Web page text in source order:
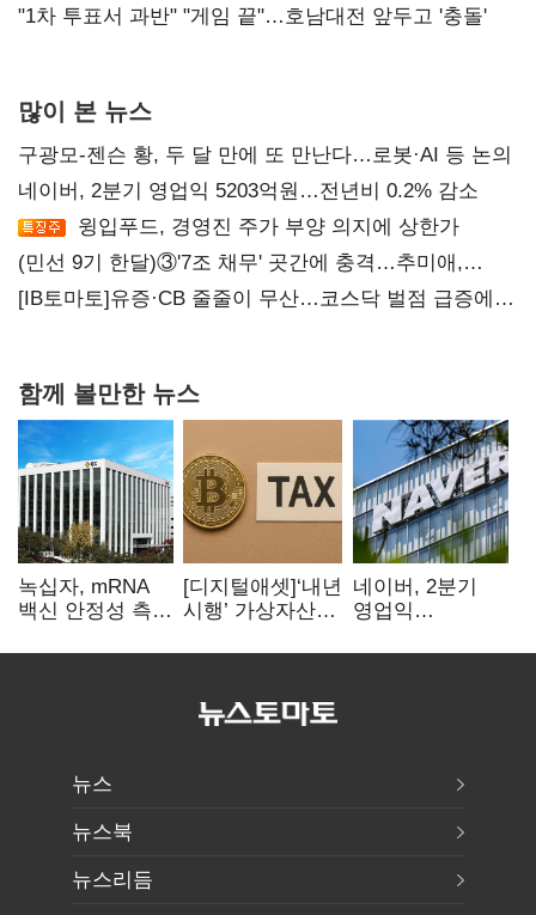
불복'
"1차 투표서 과반" "게임 끝"…호남대전 앞두고 '충돌'
많이 본 뉴스
구광모-젠슨 황, 두 달 만에 또 만난다…로봇·AI 등 논의
네이버, 2분기 영업익 5203억원…전년비 0.2% 감소
윙입푸드, 경영진 주가 부양 의지에 상한가
(민선 9기 한달)③'7조 채무' 곳간에 충격…추미애,
20년만에 '비상재정' 선언 승부수
[IB토마토]유증·CB 줄줄이 무산…코스닥 벌점 급증에
함께 볼만한 뉴스
녹십자, mRNA
백신 안정성 측정
[디지털애셋]‘내년
시행’ 가상자산
문턱 넘을까
네이버, 2분기
영업익
전년비 0.2%
뉴스
뉴스북
뉴스리듬